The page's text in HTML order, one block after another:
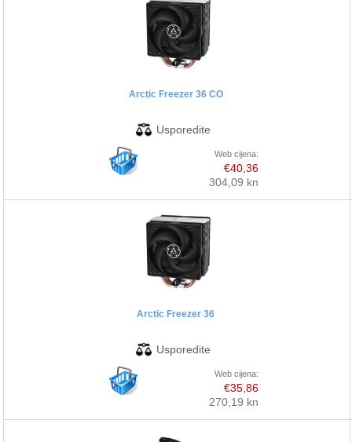
Arctic Freezer 36 CO
Web cijena:
€40,36
304,09 kn
Arctic Freezer 36
Web cijena:
€35,86
270,19 kn